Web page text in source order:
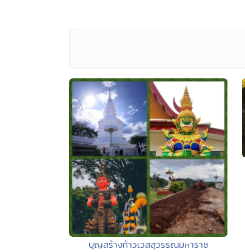
บุญสร้างท้าวเวสสุวรรณมหาราช